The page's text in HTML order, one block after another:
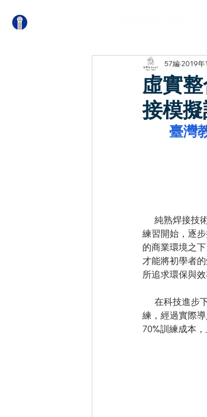
虛實
接模
57編 2019年
臺灣
練習開始，逐
的商業環境之
才能將初學者
所追求環保與效
練，經過實際
70%訓練成本